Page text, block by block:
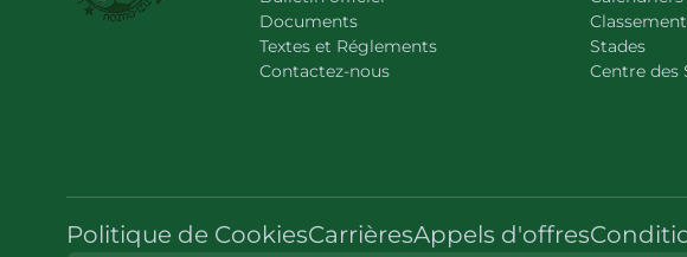
Documents
Textes et Réglements
Contactez-nous
Stades
Centre des
Politique de CookiesCarrièresAppels d'offres